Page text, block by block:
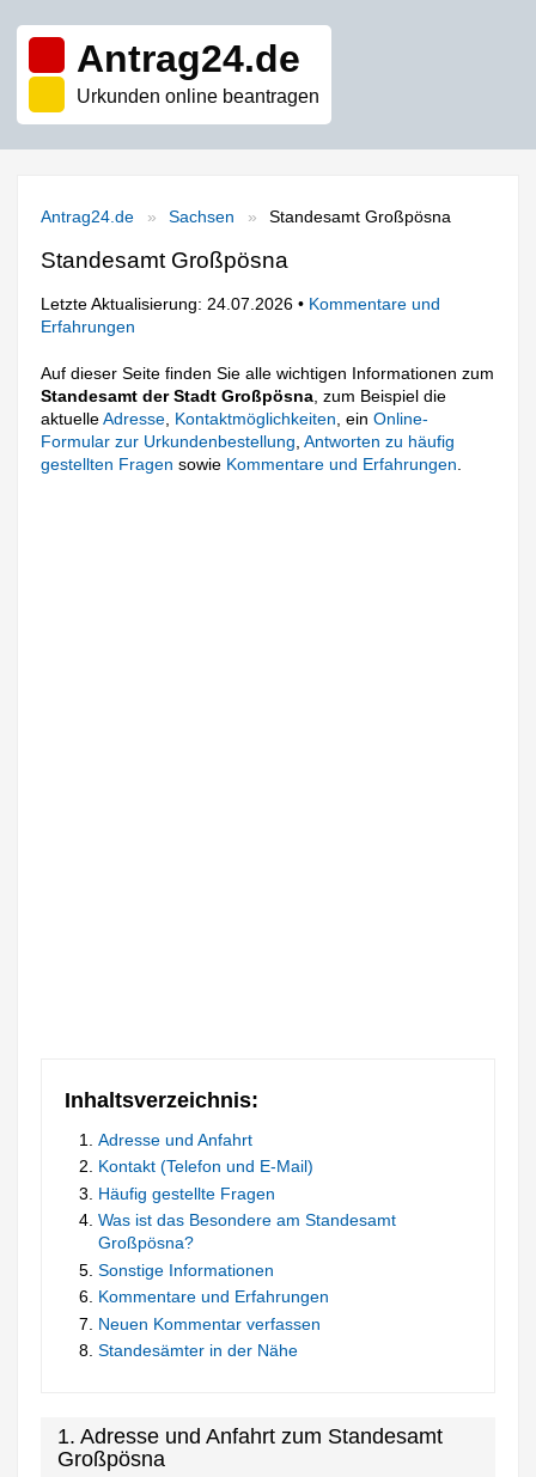
Antrag24.de
Urkunden online beantragen
Antrag24.de Sachsen Standesamt Großpösna
Standesamt Großpösna
Letzte Aktualisierung: 24.07.2026 • Kommentare und
Erfahrungen
Auf dieser Seite finden Sie alle wichtigen Informationen zum
Standesamt der Stadt Großpösna , zum Beispiel die
aktuelleAdresse Kontaktmöglichkeiten , einOnline-
Formular zur Urkundenbestellung ,Antworten zu häufig
gestellten Fragen sowie Kommentare und Erfahrungen
Inhaltsverzeichnis:
Adresse und Anfahrt
Kontakt (Telefon und E-Mail)
Häufig gestellte Fragen
Was ist das Besondere am Standesamt
Großpösna?
Sonstige Informationen
Kommentare und Erfahrungen
Neuen Kommentar verfassen
Standesämter in der Nähe
1. Adresse und Anfahrt zum Standesamt
Großpösna